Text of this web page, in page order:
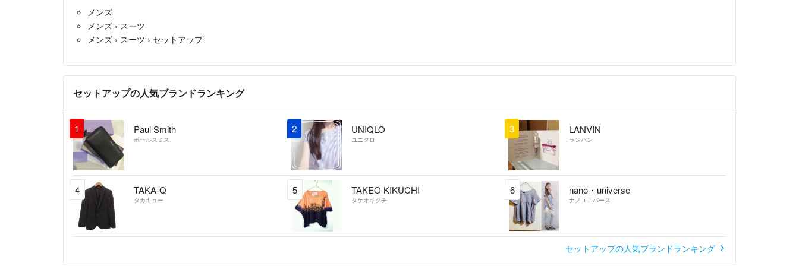
☑発送後、お荷物は責任が負える範囲ではございません。残念で心苦
☑全ての品物に言えますが見逃しの欠損がある可能性はございます。
ご理解と「あらゆる可能性を許容出来る方」のみご購入お願い致しま
☑明らかな見落としサイズ間違い等、明らかにこちらに落ち度がある
場合は対処させて頂きますのでその際は【評価前】にご連絡下さい。
上記以外の「返品」は一切受け付けておりませんのでご了承下さい。
また、受取評価後の返品につきましてはメルカリの規約上、一切受け
メンズ
メンズ › スーツ
メンズ › スーツ › セットアップ
セットアップの人気ブランドランキング
1 Paul Smith
ポールスミス
2 UNIQLO
ユニクロ
3 LANVIN
ランバン
4 TAKA-Q
タカキュー
5 TAKEO KIKUCHI
タケオキクチ
6 nano・universe
ナノユニバース
セットアップの人気ブランドランキング